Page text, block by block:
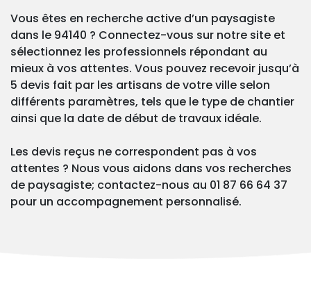
Vous êtes en recherche active d’un paysagiste
dans le 94140 ? Connectez-vous sur notre site et
sélectionnez les professionnels répondant au
mieux à vos attentes. Vous pouvez recevoir jusqu’à
5 devis fait par les artisans de votre ville selon
différents paramètres, tels que le type de chantier
ainsi que la date de début de travaux idéale.
Les devis reçus ne correspondent pas à vos
attentes ? Nous vous aidons dans vos recherches
de paysagiste; contactez-nous au 01 87 66 64 37
pour un accompagnement personnalisé.